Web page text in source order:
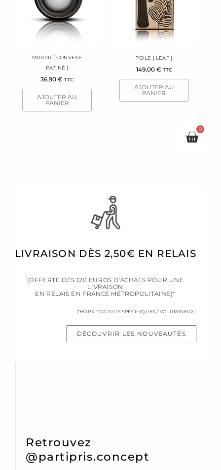
MIROIR [ CONVEXE
PATINÉ ]
36,90€ TTC
AJOUTER AU
PANIER
TOILE [ LEAF ]
149,00 € TTC
AJOUTER AU
PANIER
0
LIVRAISON DÈS 2,50€ EN RELAIS
[OFFERTE DÈS 120 EUROS D’ACHATS POUR UNE
LIVRAISON
EN RELAIS EN FRANCE MÉTROPOLITAINE]*
[*HORS PRODUITS SPÉCIFIQUES / VOLUMINEUX]
DÉCOUVRIR LES NOUVEAUTÉS
Retrouvez
@partipris.concept